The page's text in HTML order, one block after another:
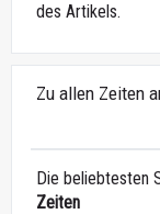
des Artikels.
Zu allen Zeiten
Die beliebtesten
Zeiten